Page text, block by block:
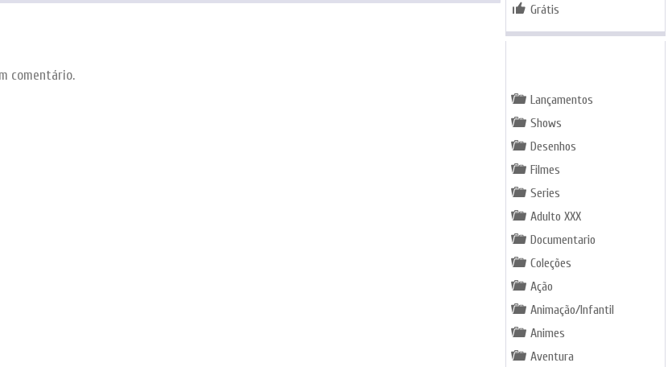
comentário.
Grátis
Lançamentos
Shows
Desenhos
Filmes
Series
Adulto XXX
Documentario
Coleções
Ação
Animação/Infantil
Animes
Aventura